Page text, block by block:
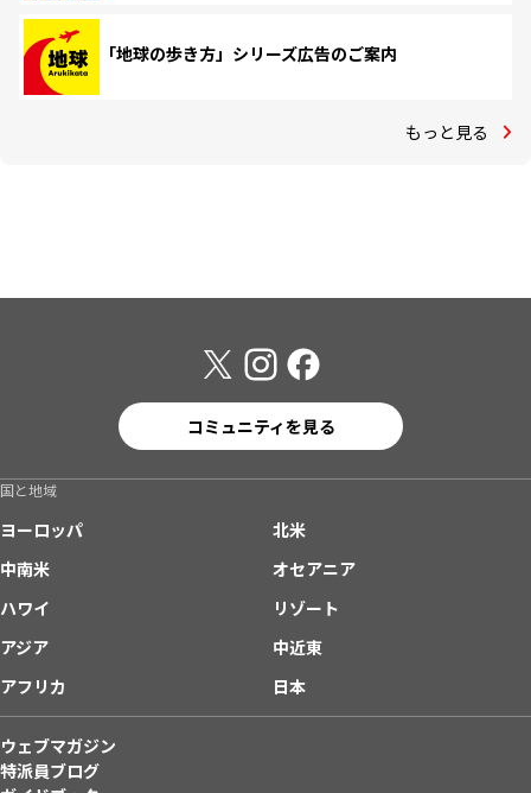
「地球の歩き方」シリーズ広告のご案内
もっと見る
コミュニティを見る
国と地域
ヨーロッパ
北米
中南米
オセアニア
ハワイ
リゾート
アジア
中近東
アフリカ
日本
ウェブマガジン
特派員ブログ